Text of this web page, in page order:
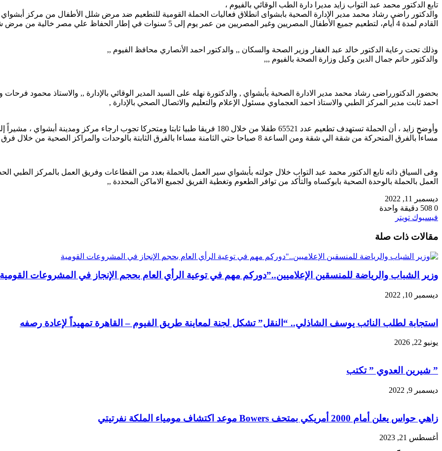
تابع الدكتور محمد عبد التواب زايد مديرا دارة الطب الوقائي بالفيوم ،
والدكتور راضي رشاد محمد مدير الإدارة الصحية بابشواى انطلاق فعاليات الحملة القومية للتطعيم ضد مرض شلل الأطفال من مركز أبشواي
القادم لمدة 4 أيام، لتطعيم جميع الأطفال المصريين وغير المصريين من عمر يوم إلى 5 سنوات في إطار الحفاظ علي مصر خالية من مرض شلل الأطفال ولرفع المناعة المجتمعية للأطفال.
وذلك تحت رعاية الدكتور خالد عبد الغفار وزير الصحة والسكان ,, والدكتور احمد الأنصاري محافظ الفيوم ,,
والدكتور حاتم جمال الدين وكيل وزارة الصحة بالفيوم ,,,
بحضور الدكتورراضى رشاد محمد مدير الادارة الصحية بأبشواي , والدكتورة نهله على السيد المدير الوقائي بالإدارة ,, والاستاذ محمود
احمد ثابت مدير المركز الطبي والاستاذ احمد العجماوي مسئول الإعلام والتعليم والاتصال الصحي بالإدارة ,
وأوضح زايد ، أن الحملة تستهدف تطعيم عدد 65521 طفلا من خلال 180 فريقا طبيا ثابتا ومتحركا تجوب
مساءاً بالفرق المتحركة من شقة الي شقة ومن الساعة 8 صباحا حتي الثامنة مساءا بالفرق الثابتة بالوحدات والمراكز الصحية من خلال فرق طبية مدربة ومجهزة لتطعيم الأطفال بالمجان،
وفى السياق ذاته تابع الدكتور محمد عبد التواب خلال جولته بأبشواي سير العمل بالحملة بعدد من القطاعات وفريق العمل بالمركز الطبي
العمل بالحملة بالوحدة الصحية بابوكساه والتأكد من توافر الطعوم وتغطية الفريق لجميع الاماكن المحددة ,,
ديسمبر 11, 2022
0
دقيقة واحدة
فيسبوك تويتر
البريد
مقالات ذات صلة
وزير الشباب والرياضة للمنسقين الإعلاميين..”دوركم مهم في توعية الرأي العام بحجم الإنجاز في المشروعات القومية
ديسمبر 10, 2022
استجابة لطلب النائب يوسف الشاذلي.. “النقل” تشكل لجنة لمعاينة طريق الفيوم – القاهرة تمهيداً لإعادة رصفه
يونيو 22, 2026
” شيرين العدوي ” تكتب
ديسمبر 9, 2022
زاهي حواس يعلن أمام 2000 أمريكي بمتحف Bowers موعد اكتشاف مومياء الملكة نفرتيتي
أغسطس 21, 2023